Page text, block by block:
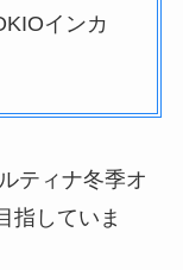
インカ
ティナ冬季オ
指していま